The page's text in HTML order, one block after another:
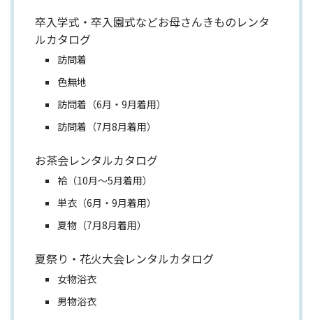
卒入学式・卒入園式などお母さんきものレンタ
ルカタログ
訪問着
色無地
訪問着（6月・9月着用）
訪問着（7月8月着用）
お茶会レンタルカタログ
袷（10月～5月着用）
単衣（6月・9月着用）
夏物（7月8月着用）
夏祭り・花火大会レンタルカタログ
女物浴衣
男物浴衣